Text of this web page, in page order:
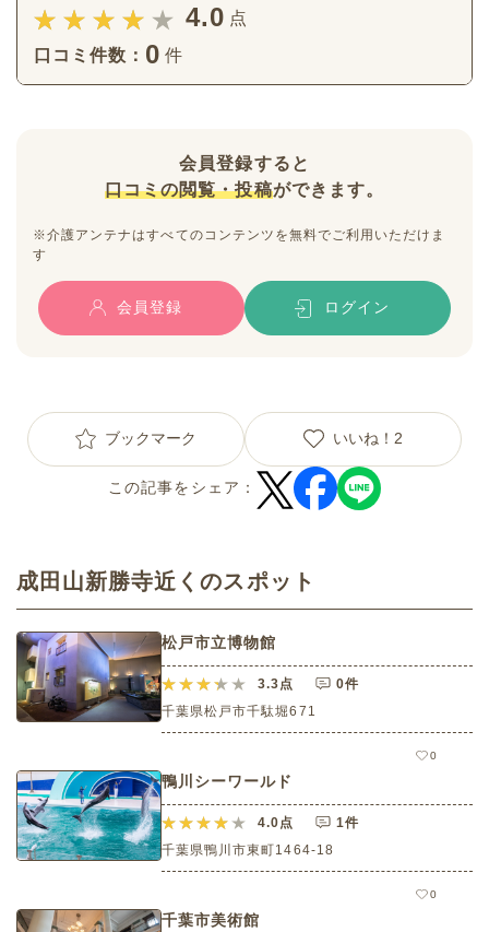
4.0 点
口コミ件数： 0 件
会員登録すると
口コミの閲覧・投稿ができます。
※介護アンテナはすべてのコンテンツを無料でご利用いただけま
す
会員登録 ログイン
ブックマーク いいね！ 2
この記事をシェア：
成田山新勝寺近くのスポット
松戸市立博物館
3.3点
0件
千葉県松戸市千駄堀671
0
鴨川シーワールド
4.0点
1件
千葉県鴨川市東町1464-18
0
千葉市美術館